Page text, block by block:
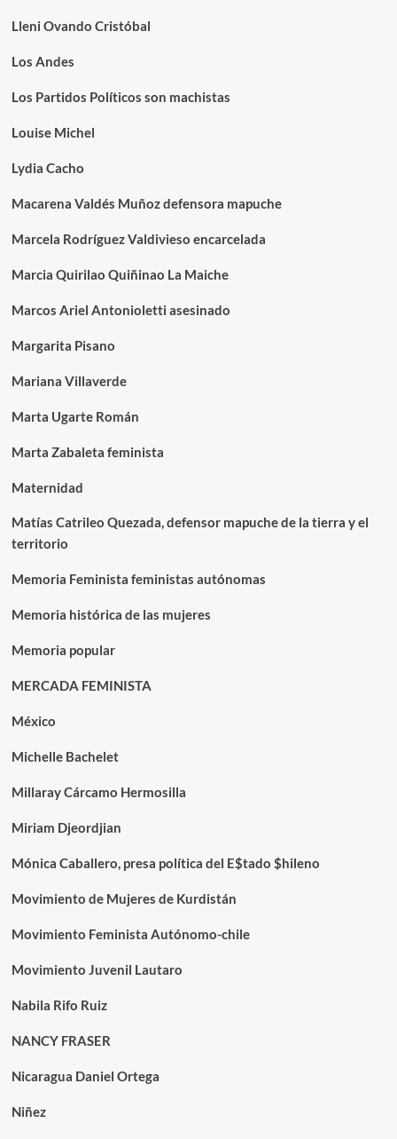
Lleni Ovando Cristóbal
Los Andes
Los Partidos Políticos son machistas
Louise Michel
Lydia Cacho
Macarena Valdés Muñoz defensora mapuche
Marcela Rodríguez Valdivieso encarcelada
Marcia Quirilao Quiñinao La Maiche
Marcos Ariel Antonioletti asesinado
Margarita Pisano
Mariana Villaverde
Marta Ugarte Román
Marta Zabaleta feminista
Maternidad
Matías Catrileo Quezada, defensor mapuche de la tierra y el
territorio
Memoria Feminista feministas autónomas
Memoria histórica de las mujeres
Memoria popular
MERCADA FEMINISTA
México
Michelle Bachelet
Millaray Cárcamo Hermosilla
Miriam Djeordjian
Mónica Caballero, presa política del E$tado $hileno
Movimiento de Mujeres de Kurdistán
Movimiento Feminista Autónomo-chile
Movimiento Juvenil Lautaro
Nabila Rifo Ruiz
NANCY FRASER
Nicaragua Daniel Ortega
Niñez